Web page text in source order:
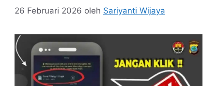
26 Februari 2026 oleh Sariyanti Wijaya